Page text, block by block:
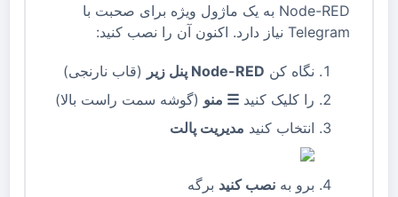
Node-RED به یک ماژول ویژه برای صحبت با
Telegram نیاز دارد. اکنون آن را نصب کنید:
نگاه کن Node-RED پنل زیر
(قاب نارنجی)
را کلیک کنید ☰ منو (گوشه سمت راست بالا)
انتخاب کنید مدیریت پالت
برو به نصب کنید برگه